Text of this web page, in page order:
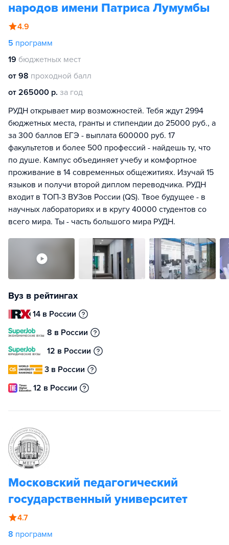
народов имени Патриса Лумумбы
4.9
5 программ
19 бюджетных мест
от 98 проходной балл
от 265000 р. за год
РУДН открывает мир возможностей. Тебя ждут 2994
бюджетных места, гранты и стипендии до 25000 руб., а
за 300 баллов ЕГЭ - выплата 600000 руб. 17
факультетов и более 500 профессий - найдешь ту, что
по душе. Кампус объединяет учебу и комфортное
проживание в 14 современных общежитиях. Изучай 15
языков и получи второй диплом переводчика. РУДН
входит в ТОП-3 ВУЗов России (QS). Твое будущее - в
научных лабораториях и в кругу 40000 студентов со
всего мира. Ты - часть большого мира РУДН.
Вуз в рейтингах
14 в России
8 в России
12 в России
3 в России
12 в России
Московский педагогический
государственный университет
4.7
8 программ